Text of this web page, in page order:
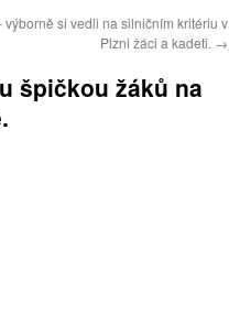
výborně si vedli na silničním kritériu v
Plzni žáci a kadeti. →
špičkou žáků na